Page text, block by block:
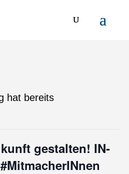
hat bereits
gestalten! IN-